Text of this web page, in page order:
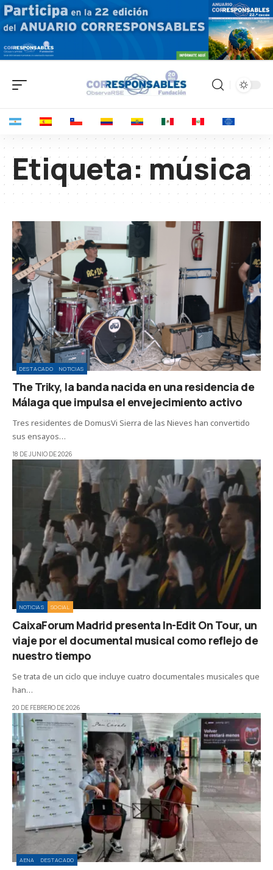
Etiqueta: música
DESTACADO NOTICIAS
The Triky, la banda nacida en una residencia de
Málaga que impulsa el envejecimiento activo
Tres residentes de DomusVi Sierra de las Nieves han convertido
sus ensayos…
18 DE JUNIO DE 2026
NOTICIAS SOCIAL
CaixaForum Madrid presenta In-Edit On Tour, un
viaje por el documental musical como reflejo de
nuestro tiempo
Se trata de un ciclo que incluye cuatro documentales musicales que
han…
20 DE FEBRERO DE 2026
AENA DESTACADO